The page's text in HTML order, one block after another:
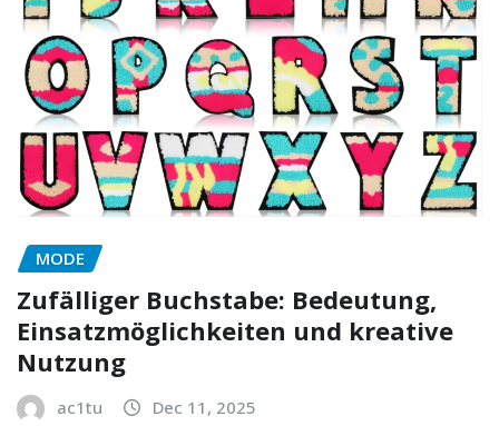
MODE
Zufälliger Buchstabe: Bedeutung,
Einsatzmöglichkeiten und kreative
Nutzung
ac1tu Dec 11, 2025